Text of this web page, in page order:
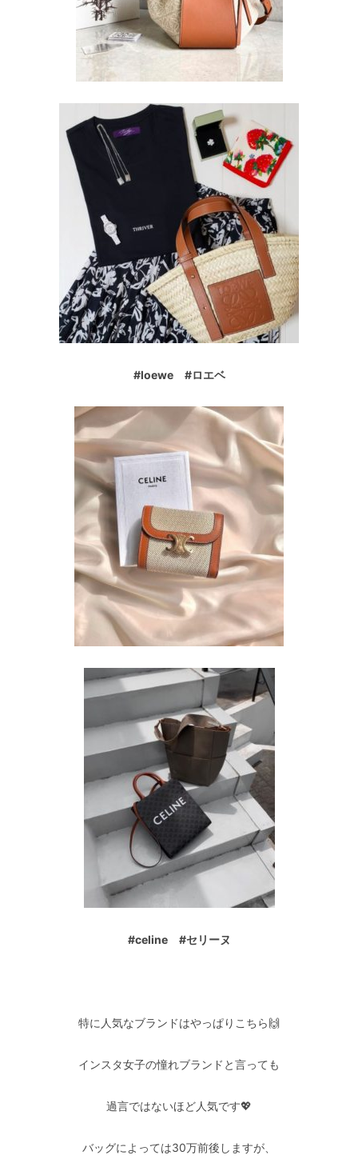
#loewe #ロエベ
#celine #セリーヌ
特に人気なブランドはやっぱりこちら🙌
インスタ女子の憧れブランドと言っても
過言ではないほど人気です💖
バッグによっては30万前後しますが、